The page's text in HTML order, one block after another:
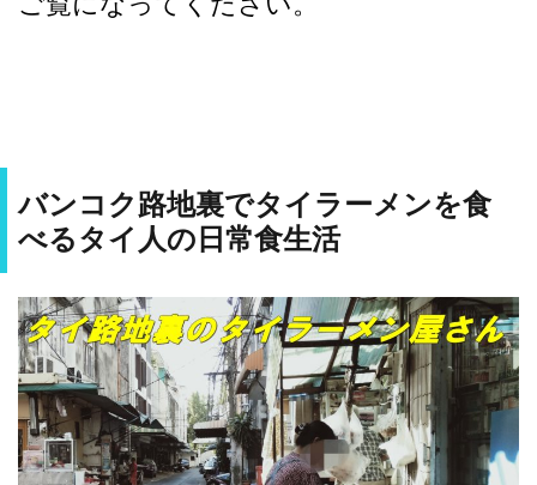
バンコク路地裏でタイラーメンを食
べるタイ人の日常食生活